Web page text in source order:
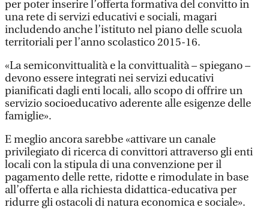
per poter inserire l’offerta formativa del convitto in
una rete di servizi educativi e sociali, magari
includendo anche l’istituto nel piano delle scuola
territoriali per l’anno scolastico 2015-16.
«La semiconvittualità e la convittualità – spiegano –
devono essere integrati nei servizi educativi
pianificati dagli enti locali, allo scopo di offrire un
servizio socioeducativo aderente alle esigenze delle
famiglie».
E meglio ancora sarebbe «attivare un canale
privilegiato di ricerca di convittori attraverso gli enti
locali con la stipula di una convenzione per il
pagamento delle rette, ridotte e rimodulate in base
all’offerta e alla richiesta didattica-educativa per
ridurre gli ostacoli di natura economica e sociale».